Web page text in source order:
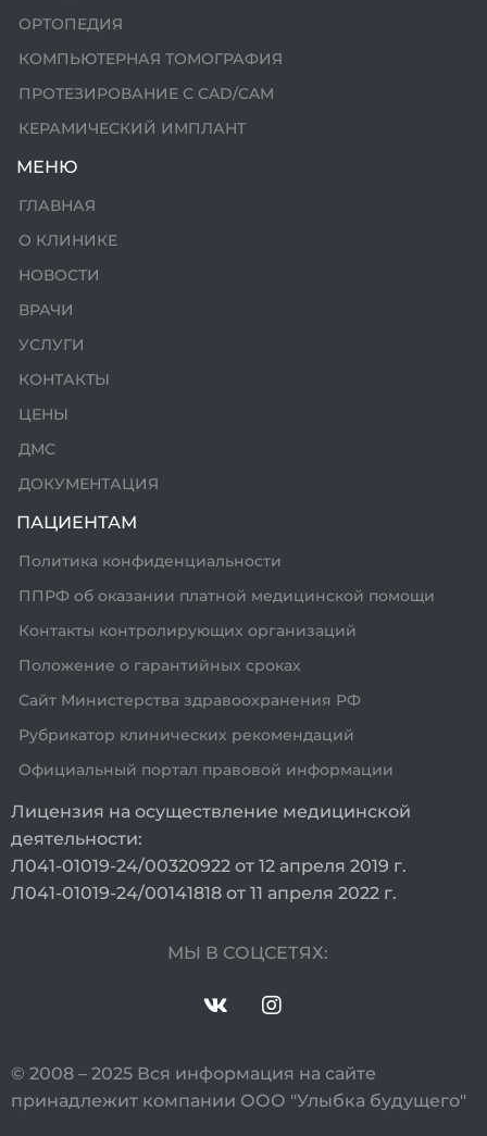
ОРТОПЕДИЯ
КОМПЬЮТЕРНАЯ ТОМОГРАФИЯ
ПРОТЕЗИРОВАНИЕ С CAD/CAM
КЕРАМИЧЕСКИЙ ИМПЛАНТ
МЕНЮ
ГЛАВНАЯ
О КЛИНИКЕ
НОВОСТИ
ВРАЧИ
УСЛУГИ
КОНТАКТЫ
ЦЕНЫ
ДМС
ДОКУМЕНТАЦИЯ
ПАЦИЕНТАМ
Политика конфиденциальности
ППРФ об оказании платной медицинской помощи
Контакты контролирующих организаций
Положение о гарантийных сроках
Сайт Министерства здравоохранения РФ
Рубрикатор клинических рекомендаций
Официальный портал правовой информации
Лицензия на осуществление медицинской
деятельности:
Л041-01019-24/00320922 от 12 апреля 2019 г.
Л041-01019-24/00141818 от 11 апреля 2022 г.
МЫ В СОЦСЕТЯХ:
© 2008 – 2025 Вся информация на сайте
принадлежит компании ООО "Улыбка будущего"